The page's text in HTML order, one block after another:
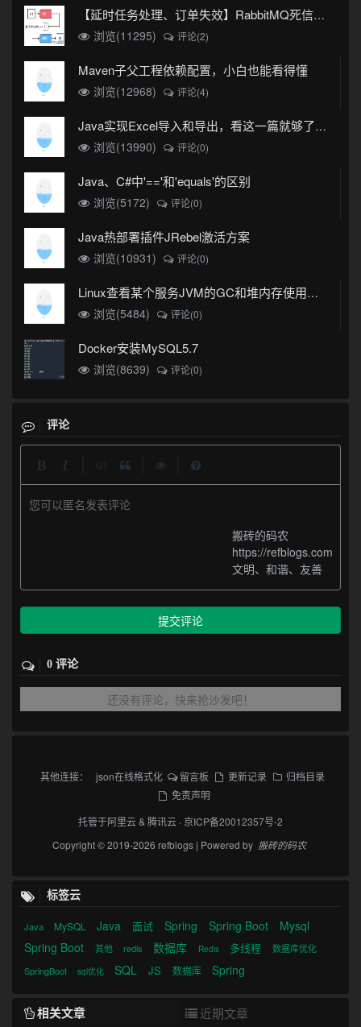
【延时任务处理、订单失效】RabbitMQ死信队列实现
浏览(11295)
评论(2)
Maven子父工程依赖配置，小白也能看得懂
浏览(12968) 评论(4)
Java实现Excel导入和导出，看这一篇就够了(珍藏版)
浏览(13990)
评论(0)
Java、C#中'=='和'equals'的区别
浏览(5172) 评论(0)
Java热部署插件JRebel激活方案
浏览(10931) 评论(0)
Linux查看某个服务JVM的GC和堆内存使用情况
浏览(5484)
评论(0)
Docker安装MySQL5.7
浏览(8639) 评论(0)
评论
您可以匿名发表评论
搬砖的码农
https://refblogs.com
文明、和谐、友善
提交评论
0 评论
还没有评论，快来抢沙发吧！
其他连接： json在线格式化 留言板 更新记录
归档目录
免责声明
托管于阿里云& 腾讯云 ·京ICP备20012357号-2
Copyright © 2019-2026 refblogs | Powered by 搬砖的码农
标签云
Java MySQL Java 面试 Spring Spring Boot
Mysql
Spring Boot
其他 redis 数据库 Redis 多线程
数据库优化
SpringBoot
sql优化 SQL JS 数据库 Spring
相关文章 近期文章